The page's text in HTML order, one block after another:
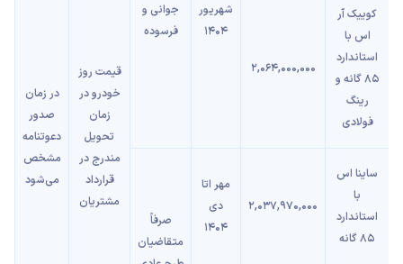
شهریور
1404
جوانی و
فرسوده
قیمت روز
خودرو در
زمان
تحویل
مندرج در
قرارداد
مشتریان
در زمان
صدور
دعوتنامه
مشخص
می‌شود
کوییک آر
اس با
استاندارد
85 گانه و
رینگ
فولادی
2,064,000,000
ساینا اس
با
استاندارد
85 گانه
2,037,970,000
مهر اتا
دی
1404
صرفاً
متقاضیان